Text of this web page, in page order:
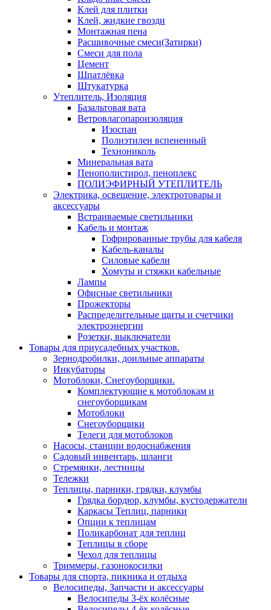
Клей для плитки
Клей, жидкие гвозди
Монтажная пена
Расшивочные смеси(Затирки)
Смеси для пола
Цемент
Шпатлёвка
Штукатурка
Утеплитель, Изоляция
Базальтовая вата
Ветровлагопароизоляция
Изоспан
Полиэтилен вспененный
Технониколь
Минеральная вата
Пенополистирол, пеноплекс
ПОЛИЭФИРНЫЙ УТЕПЛИТЕЛЬ
Электрика, освещение, электротовары и
аксессуары
Встраиваемые светильники
Кабель и монтаж
Гофрированные трубы для кабеля
Кабель-каналы
Силовые кабели
Хомуты и стяжки кабельные
Лампы
Офисные светильники
Прожекторы
Распределительные щиты и счетчики
электроэнергии
Розетки, выключатели
Товары для приусадебных участков.
Зернодробилки, доильные аппараты
Инкубаторы
Мотоблоки, Снегоуборщики.
Комплектующие к мотоблокам и
снегоуборщикам
Мотоблоки
Снегоуборщики
Телеги для мотоблоков
Насосы, станции водоснабжения
Садовый инвентарь, шланги
Стремянки, лестницы
Тележки
Теплицы, парники, грядки, клумбы
Грядка бордюр, клумбы, кустодержатели
Каркасы Теплиц, парники
Опции к теплицам
Поликарбонат для теплиц
Теплицы в сборе
Чехол для теплицы
Триммеры, газонокосилки
Товары для спорта, пикника и отдыха
Велосипеды, Запчасти и аксессуары
Велосипеды 3-ёх колёсные